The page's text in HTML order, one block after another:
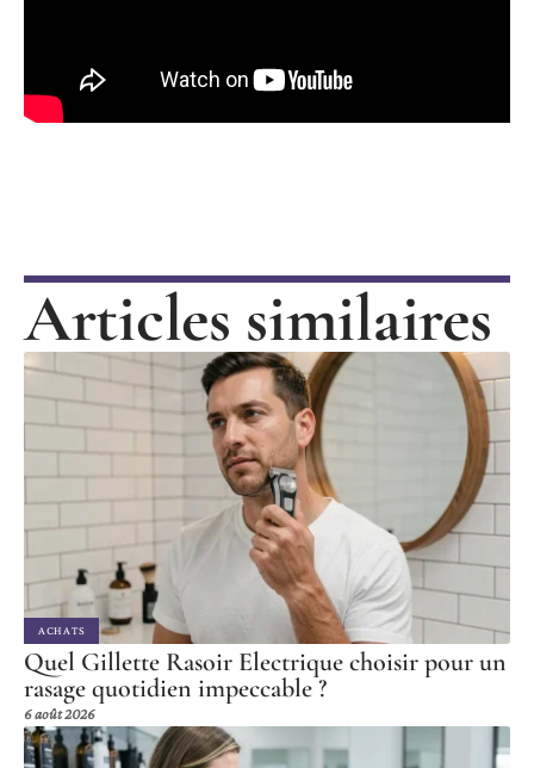
Articles similaires
ACHATS
Quel Gillette Rasoir Electrique choisir pour un
rasage quotidien impeccable ?
6 août 2026